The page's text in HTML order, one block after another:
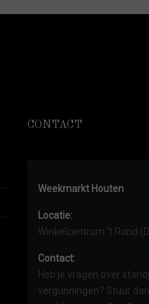
CONTACT
Weekmarkt Houten
Locatie:
Winkelcentrum ’t Rond
Contact:
Heb je vragen over
vergunningen? Stuur